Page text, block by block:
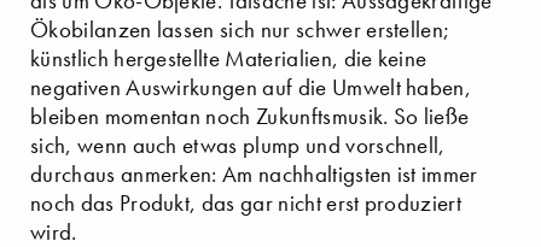
Ökobilanzen lassen sich nur schwer erstellen;
künstlich hergestellte Materialien, die keine
negativen Auswirkungen auf die Umwelt haben,
bleiben momentan noch Zukunftsmusik. So ließe
sich, wenn auch etwas plump und vorschnell,
durchaus anmerken: Am nachhaltigsten ist immer
noch das Produkt, das gar nicht erst produziert
wird.